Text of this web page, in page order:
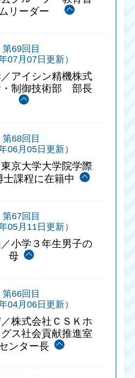
リーダー
第69回目
07月07日更新）
アイシン精機株式
制御技術部 部長
第68回目
06月05日更新）
京大学大学院学際
士課程に在籍中
第67回目
05月11日更新）
小学３年生男子の
母
第66回目
04月06日更新）
株式会社ＣＳＫホ
ス社会貢献推進室
ンター長